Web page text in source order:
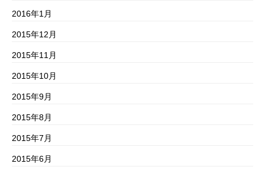
2016年1月
2015年12月
2015年11月
2015年10月
2015年9月
2015年8月
2015年7月
2015年6月